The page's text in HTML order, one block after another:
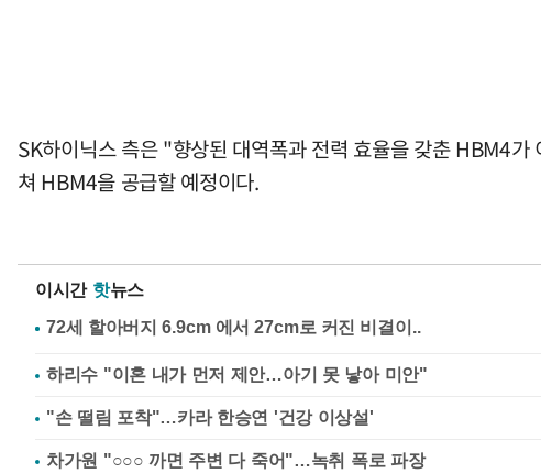
SK하이닉스 측은 "향상된 대역폭과 전력 효율을 갖춘 HBM4
쳐 HBM4을 공급할 예정이다.
이시간 핫뉴스
하리수 "이혼 내가 먼저 제안…아기 못 낳아 미안"
"손 떨림 포착"…카라 한승연 '건강 이상설'
차가원 "○○○ 까면 주변 다 죽어"…녹취 폭로 파장